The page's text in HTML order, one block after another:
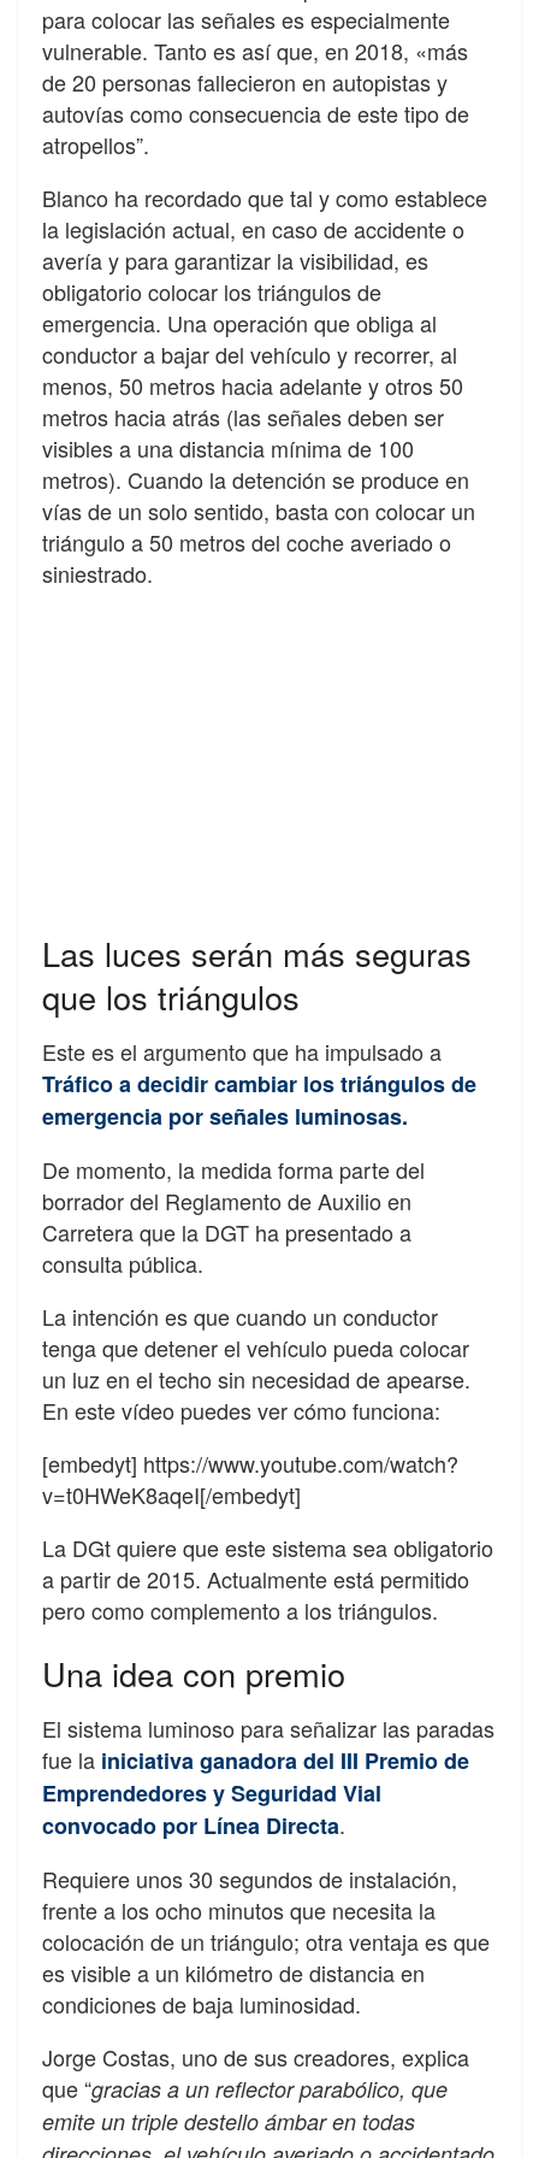
para colocar las señales es especialmente
vulnerable. Tanto es así que, en 2018, «más
de 20 personas fallecieron en autopistas y
autovías como consecuencia de este tipo de
atropellos”.
Blanco ha recordado que tal y como establece
la legislación actual, en caso de accidente o
avería y para garantizar la visibilidad, es
obligatorio colocar los triángulos de
emergencia. Una operación que obliga al
conductor a bajar del vehículo y recorrer, al
menos, 50 metros hacia adelante y otros 50
metros hacia atrás (las señales deben ser
visibles a una distancia mínima de 100
metros). Cuando la detención se produce en
vías de un solo sentido, basta con colocar un
triángulo a 50 metros del coche averiado o
siniestrado.
Las luces serán más seguras
que los triángulos
Este es el argumento que ha impulsado a
Tráfico a decidir cambiar los triángulos de
emergencia por señales luminosas.
De momento, la medida forma parte del
borrador del Reglamento de Auxilio en
Carretera que la DGT ha presentado a
consulta pública.
La intención es que cuando un conductor
tenga que detener el vehículo pueda colocar
un luz en el techo sin necesidad de apearse.
En este vídeo puedes ver cómo funciona:
[embedyt] https://www.youtube.com/watch?
v=t0HWeK8aqeI[/embedyt]
La DGt quiere que este sistema sea obligatorio
a partir de 2015. Actualmente está permitido
pero como complemento a los triángulos.
Una idea con premio
El sistema luminoso para señalizar las paradas
fue la iniciativa ganadora del III Premio de
Emprendedores y Seguridad Vial
convocado por Línea Directa.
Requiere unos 30 segundos de instalación,
frente a los ocho minutos que necesita la
colocación de un triángulo; otra ventaja es que
es visible a un kilómetro de distancia en
condiciones de baja luminosidad.
Jorge Costas, uno de sus creadores, explica
que “gracias a un reflector parabólico, que
emite un triple destello ámbar en todas